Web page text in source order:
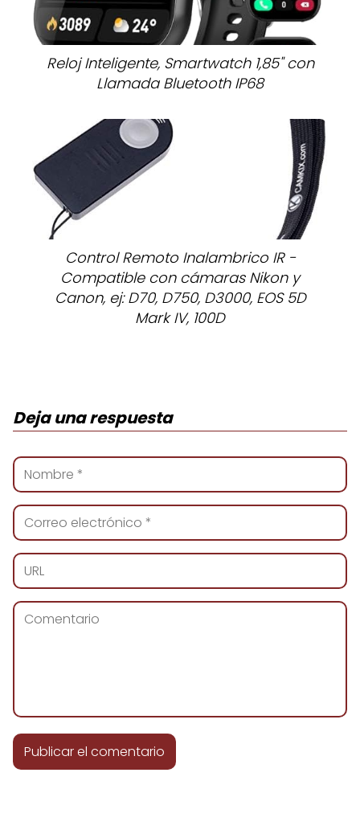
Reloj Inteligente, Smartwatch 1,85" con
Llamada Bluetooth IP68
Control Remoto Inalambrico IR -
Compatible con cámaras Nikon y
Canon, ej: D70, D750, D3000, EOS 5D
Mark IV, 100D
Deja una respuesta